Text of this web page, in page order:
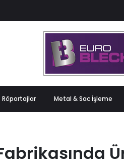
Röportajlar Metal & Sac İşleme